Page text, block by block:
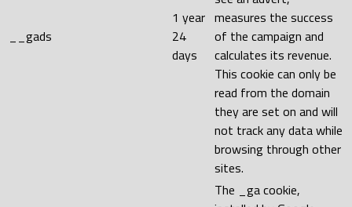
__gads
1 year
24
days
measures the success
of the campaign and
calculates its revenue.
This cookie can only be
read from the domain
they are set on and will
not track any data while
browsing through other
sites.
The _ga cookie,